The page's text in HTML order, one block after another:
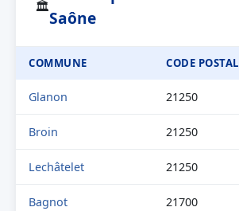
🏛
Saône
COMMUNE CODE POSTAL
Glanon 21250
Broin 21250
Lechâtelet 21250
Bagnot 21700